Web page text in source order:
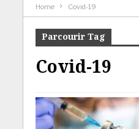
Home Covid-19
Parcourir Tag
Covid-19